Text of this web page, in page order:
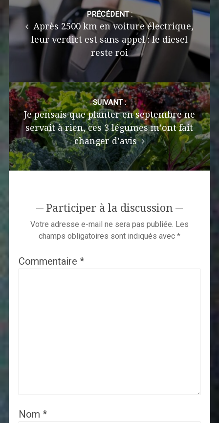
navigation
PRÉCÉDENT :
Après 2500 km en voiture électrique,
leur verdict est sans appel : le diesel
reste roi
SUIVANT :
Je pensais que planter en septembre ne
servait à rien, ces 3 légumes m’ont fait
changer d’avis
Participer à la discussion
Votre adresse e-mail ne sera pas publiée. Les
champs obligatoires sont indiqués avec *
Commentaire *
Nom *